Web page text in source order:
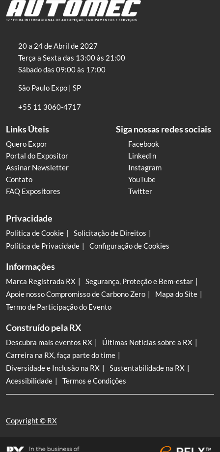
20 a 24 de Abril de 2027
Terça a Sexta das 13:00 às 21:00
Sábado das 09:00 às 17:00
São Paulo Expo | SP
+55 11 3060-4717
Links Úteis
Quero Expor
Portal do Expositor
Assinar Newsletter
Contato
FAQ Expositores
Siga nossas redes sociais
Facebook
LinkedIn
Instagram
YouTube
Twitter
Privacidade
Política de Cookie
Solicitação de Direitos
Política de Privacidade
Configuração de Cookies
Informações
Marca Registrada RX
Segurança, Proteção e Bem-estar
Apoie nosso Compromisso de Carbono Zero
Mapa do Site
Termo de Participação do Evento
Construído pela RX
Descubra mais eventos RX
Últimas Notícias sobre a RX
Carreira na RX, faça parte do time
Diversidade e Inclusão na RX
Sustentabilidade na RX
Acessibilidade
Termos e Condições
Copyright © RX